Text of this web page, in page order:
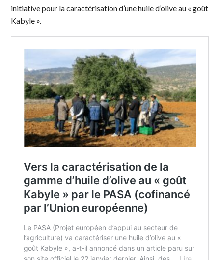
initiative pour la caractérisation d’une huile d’olive au « goût
Kabyle ».